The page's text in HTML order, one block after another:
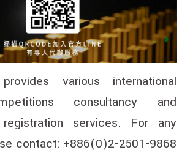
various international
consultancy and
registration services. For any
contact: +886(0)2-2501-9868